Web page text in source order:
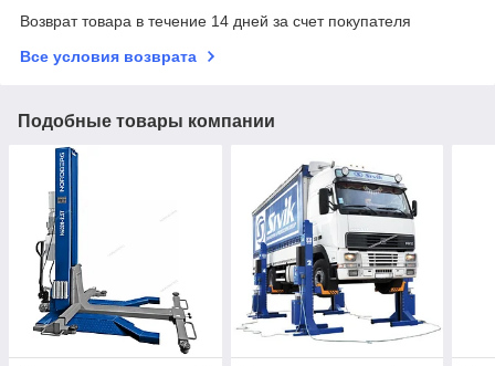
Возврат товара в течение 14 дней за счет покупателя
Все условия возврата
Подобные товары компании